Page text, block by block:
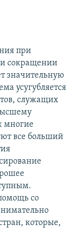
при
сокращении
значительную
усугубляется
служащих
многие
все больший
со
которые,